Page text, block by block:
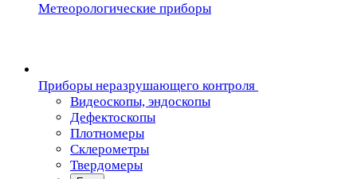
Метеорологические приборы
Приборы неразрушающего контроля
Видеоскопы, эндоскопы
Дефектоскопы
Плотномеры
Склерометры
Твердомеры